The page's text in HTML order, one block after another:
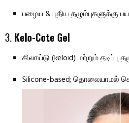
பழைய & புதிய தழும்புகளுக்கு
3. Kelo-Cote Gel
கிலாய்டு (keloid) மற்றும் தடிப்பு
Silicone-based; தொலையாமல்